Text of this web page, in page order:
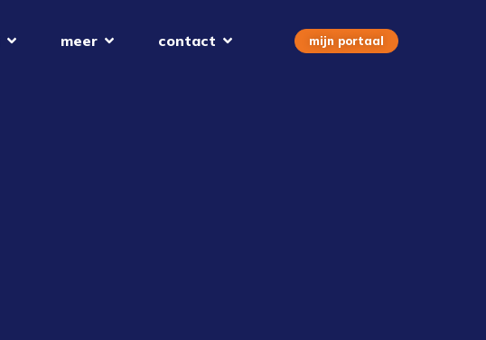
meer contact mijn portaal